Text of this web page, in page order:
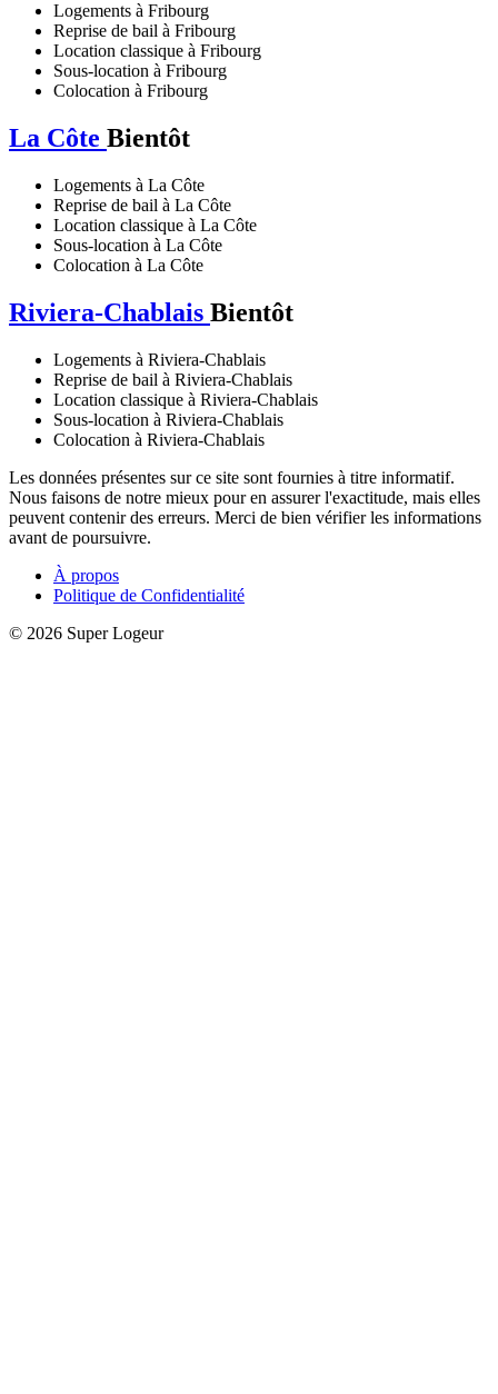
Logements à Fribourg
Reprise de bail à Fribourg
Location classique à Fribourg
Sous-location à Fribourg
Colocation à Fribourg
La Côte Bientôt
Logements à La Côte
Reprise de bail à La Côte
Location classique à La Côte
Sous-location à La Côte
Colocation à La Côte
Riviera-Chablais Bientôt
Logements à Riviera-Chablais
Reprise de bail à Riviera-Chablais
Location classique à Riviera-Chablais
Sous-location à Riviera-Chablais
Colocation à Riviera-Chablais
Les données présentes sur ce site sont fournies à titre informatif.
Nous faisons de notre mieux pour en assurer l'exactitude, mais elles
peuvent contenir des erreurs. Merci de bien vérifier les informations
avant de poursuivre.
À propos
Politique de Confidentialité
© 2026 Super Logeur